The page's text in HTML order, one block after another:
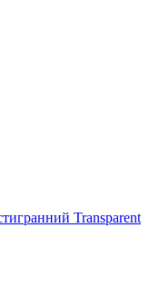
Transparent